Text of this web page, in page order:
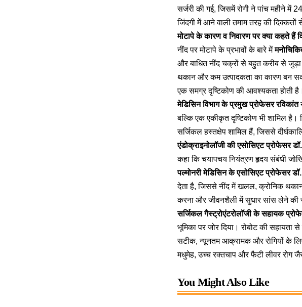
सर्जरी की गई, जिसमें रोगी ने पांच महीने में
जिंदगी में आने वाली तमाम तरह की दिक्कतों
मोटापे के कारण व निवारण पर क्या कहते हैं
नींद पर मोटापे के प्रभावों के बारे में
और बाधित नींद चक्रों से बहुत करीब से जुड़ा
थकान और कम उत्पादकता का कारण बन
एक समग्र दृष्टिकोण की आवश्यकता होती है।
मेडिसिन विभाग के प्रमुख प्रोफेसर रविकांत
बल्कि एक एकीकृत दृष्टिकोण भी शामिल है।
सर्जिकल हस्तक्षेप शामिल हैं, जिससे
एंडोक्राइनोलॉजी की एसोसिएट प्रोफेसर
कहा कि चयापचय नियंत्रण हृदय संबंधी
पल्मोनरी मेडिसिन के एसोसिएट प्रोफेसर
देता है, जिससे नींद में खलल, क्रोनिक
करना और जीवनशैली में सुधार सांस लेने की
सर्जिकल गैस्ट्रोएंटरोलॉजी के सहायक
भूमिका पर जोर दिया। रोबोट की सहायता
सटीक, न्यूनतम आक्रामक और रोगियों के
मधुमेह, उच्च रक्तचाप और फैटी लीवर रोग
You Might Also Like